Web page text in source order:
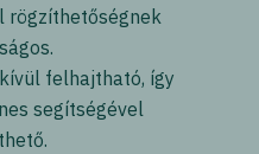
rögzíthetőségnek
felhajtható, így
segítségével